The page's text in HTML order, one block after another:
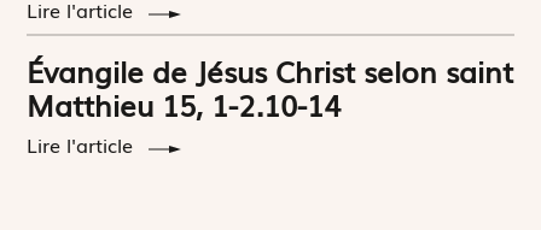
Lire l'article
Évangile de Jésus Christ selon saint
Matthieu 15, 1-2.10-14
Lire l'article